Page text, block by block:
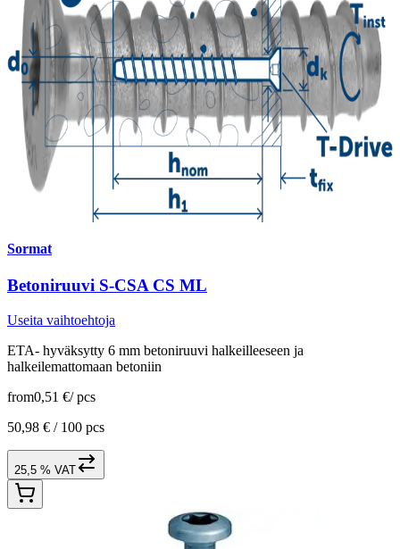
Sormat
Betoniruuvi S-CSA CS ML
Useita vaihtoehtoja
ETA- hyväksytty 6 mm betoniruuvi halkeilleeseen ja
halkeilemattomaan betoniin
from0,51 €/ pcs
50,98 € / 100 pcs
25,5 % VAT